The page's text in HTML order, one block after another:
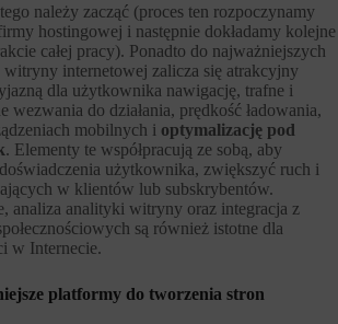
należy zacząć (proces ten rozpoczynamy
hostingowej i następnie dokładamy kolejne
całej pracy). Ponadto do najważniejszych
witryny internetowej zalicza się atrakcyjny
dla użytkownika nawigację, trafne i
wezwania do działania, prędkość ładowania,
mobilnych i optymalizację pod
. Elementy te współpracują ze sobą, aby
użytkownika, zwiększyć ruch i
w klientów lub subskrybentów.
analiza analityki witryny oraz integracja z
są również istotne dla
w Internecie.
platformy do tworzenia stron